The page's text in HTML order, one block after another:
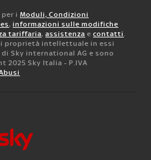
i Moduli, Condizioni
, informazioni sulle modifiche
tariffaria, assistenza e contatti.
proprietà intellettuale in essi
Sky international AG e sono
2025 Sky Italia - P.IVA